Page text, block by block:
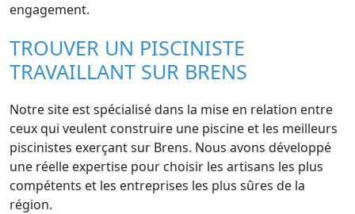
engagement.
TROUVER UN PISCINISTE
TRAVAILLANT SUR BRENS
Notre site est spécialisé dans la mise en relation entre
ceux qui veulent construire une piscine et les meilleurs
piscinistes exerçant sur Brens. Nous avons développé
une réelle expertise pour choisir les artisans les plus
compétents et les entreprises les plus sûres de la
région.